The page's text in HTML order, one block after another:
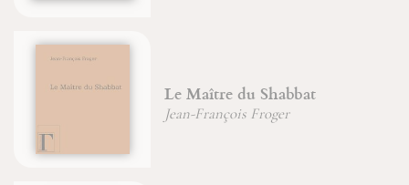
Énigme de la pensée
Jean-François Froger